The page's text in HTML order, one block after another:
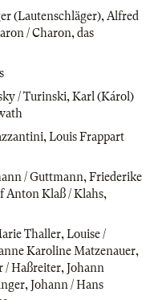
(Lautenschläger), Alfred
/ Charon, das
/ Turinski, Karl (Károl)
, Louis Frappart
/ Guttmann, Friederike
Anton Klaß / Klahs,
Thaller, Louise /
Karoline Matzenauer,
/ Haßreiter, Johann
, Johann / Hans